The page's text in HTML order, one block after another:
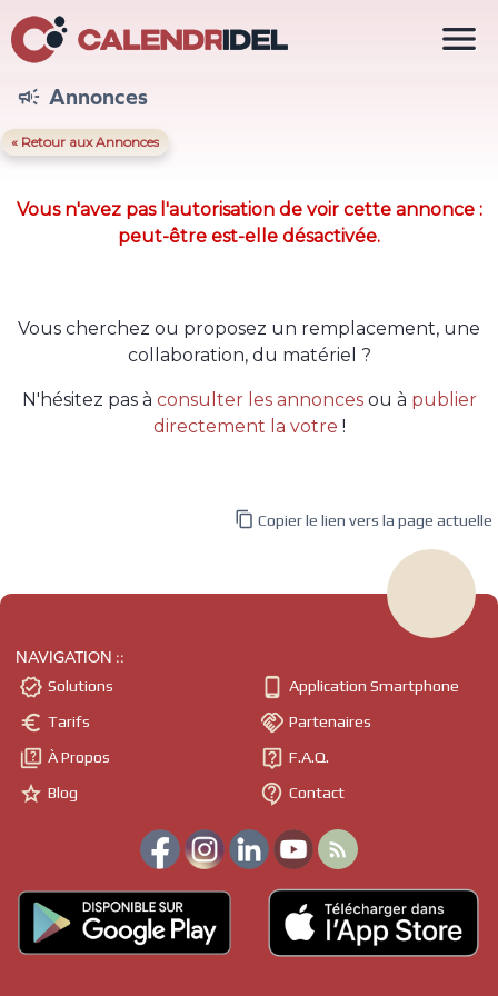
 Annonces
« Retour aux Annonces
Vous n'avez pas l'autorisation de voir cette annonce :
peut-être est-elle désactivée.
Vous cherchez ou proposez un remplacement, une
collaboration, du matériel ?
N'hésitez pas à consulter les annoncesou à publier
directement la votre !

 Copier le lien vers la page actuelle
NAVIGATION ::
 Solutions
 Tarifs
 À Propos
 Blog
 Application Smartphone
 Partenaires
 F.A.Q.
 Contact
